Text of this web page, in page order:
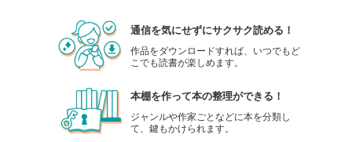
通信を気にせずにサクサク読める！
作品をダウンロードすれば、いつでもど
こでも読書が楽しめます。
本棚を作って本の整理ができる！
ジャンルや作家ごとなどに本を分類し
て、鍵もかけられます。